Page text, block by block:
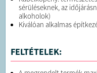
sérüléseknek, az
alkoholok)
Kiválóan alkalmas
FELTÉTELEK: